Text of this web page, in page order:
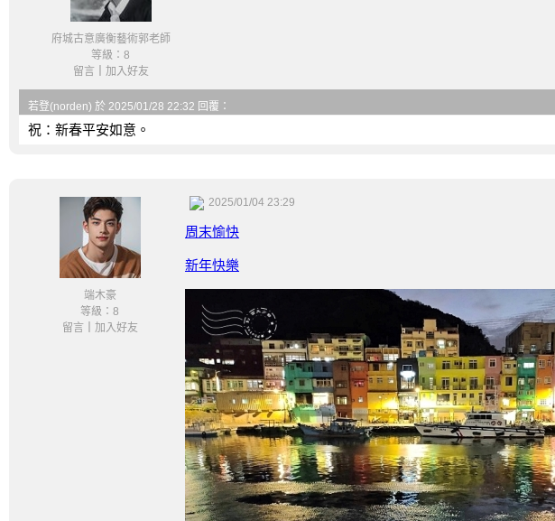
府城古意廣衡藝術郭老師
等級：8
留言｜ 加入好友
若登(norden) 於 2025/01/28 22:32 回覆：
祝：新春平安如意。
端木豪
等級：8
留言｜ 加入好友
2025/01/04 23:29
周末愉快
新年快樂